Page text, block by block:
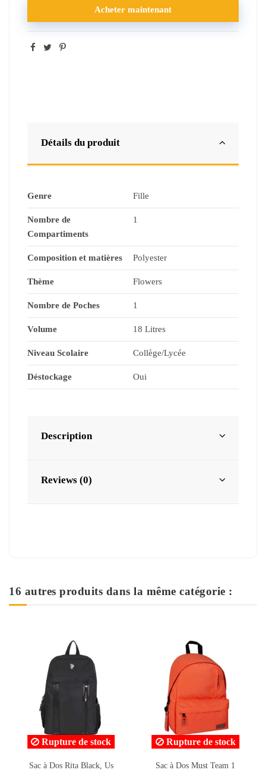
Acheter maintenant
Détails du produit
Genre Fille
Nombre de
Compartiments
1
Composition et matières Polyester
Thème Flowers
Nombre de Poches 1
Volume 18 Litres
Niveau Scolaire Collège/Lycée
Déstockage Oui
Description
Reviews (0)
16 autres produits dans la même catégorie :
Rupture de stock
Sac à Dos Must Team 1
Rupture de stock
Sac à Dos Must